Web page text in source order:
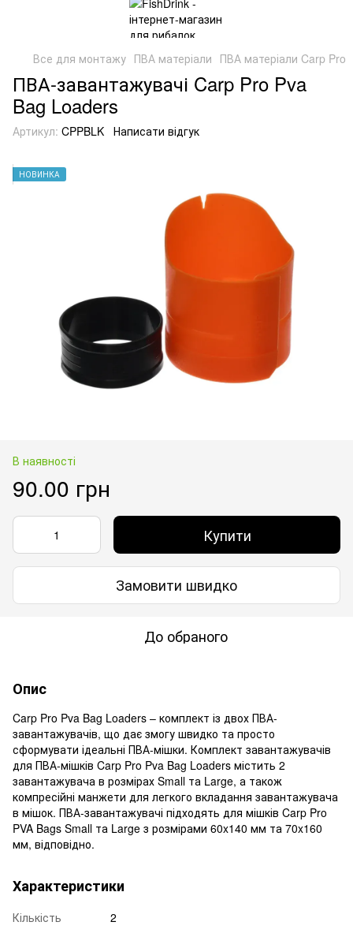
Все для монтажу ПВА матеріали ПВА матеріали Carp Pro
ПВА-завантажувачі Carp Pro Pva
Bag Loaders
Артикул: CPPBLK Написати відгук
НОВИНКА
В наявності
90.00 грн
Купити
Замовити швидко
До обраного
Опис
Carp Pro Pva Bag Loaders – комплект із двох ПВА-
завантажувачів, що дає змогу швидко та просто
сформувати ідеальні ПВА-мішки. Комплект завантажувачів
для ПВА-мішків Carp Pro Pva Bag Loaders містить 2
завантажувача в розмірах Small та Large, а також
компресійні манжети для легкого вкладання завантажувача
в мішок. ПВА-завантажувачі підходять для мішків Carp Pro
PVA Bags Small та Large з розмірами 60x140 мм та 70x160
мм, відповідно.
Характеристики
Кількість 2